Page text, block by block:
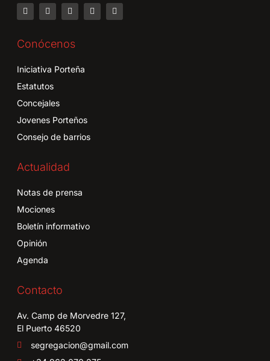
Conócenos
Iniciativa Porteña
Estatutos
Concejales
Jovenes Porteños
Consejo de barrios
Actualidad
Notas de prensa
Mociones
Boletín informativo
Opinión
Agenda
Contacto
Av. Camp de Morvedre 127,
El Puerto 46520
segregacion@gmail.com